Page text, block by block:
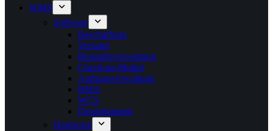
WMS
Software
Beschaffung
Versand
Bestandsverwaltung
Checkout-Modul
Auftragsverwaltung
RMA
WCS
Dropshipment
Hardware